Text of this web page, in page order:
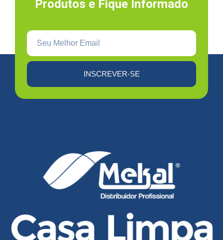
Produtos e Fique Informado
INSCREVER-SE